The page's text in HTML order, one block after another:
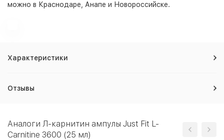
можно в Краснодаре, Анапе и Новороссийске.
Характеристики
Отзывы
Аналоги Л-карнитин ампулы Just Fit L-
Carnitine 3600 (25 мл)